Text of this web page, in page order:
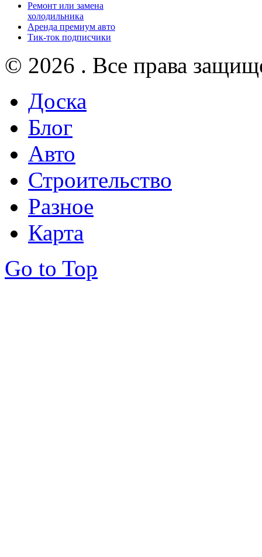
Ремонт или замена
холодильника
Аренда премиум авто
Тик-ток подписчики
© 2026 . Все права
Доска
Блог
Авто
Строительство
Разное
Карта
Go to Top